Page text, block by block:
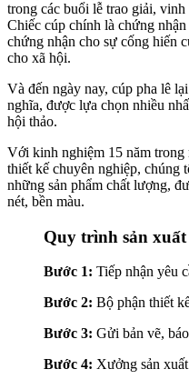
trong các buổi lễ trao giải,
Chiếc cúp chính là chứng
chứng nhận cho sự cống hiến
cho xã hội.
Và đến ngày nay, cúp pha lê
nghĩa, được lựa chọn nhiều
hội thảo.
Với kinh nghiệm 15 năm
thiết kế chuyên nghiệp, chúng
những sản phẩm chất lượng,
nét, bền màu.
Quy trình sản xuất
Bước 1: Tiếp nhận yêu
Bước 2: Bộ phận thiết
Bước 3: Gửi bản vẽ,
Bước 4: Xưởng sản